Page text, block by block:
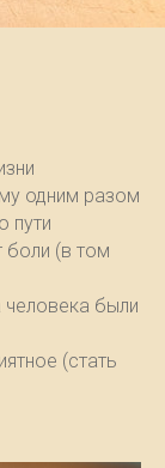
одним разом
пути
боли (в том
были
(стать